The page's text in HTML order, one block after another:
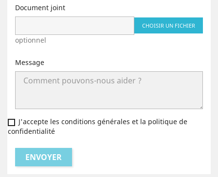
Document joint
CHOISIR UN FICHIER
optionnel
Message
J'accepte les conditions générales et la politique de
confidentialité